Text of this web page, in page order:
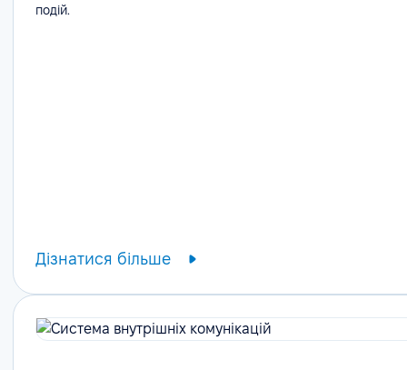
подій.
Дізнатися більше